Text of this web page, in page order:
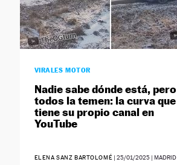
VIRALES MOTOR
Nadie sabe dónde está, pero
todos la temen: la curva que
tiene su propio canal en
YouTube
ELENA SANZ BARTOLOMÉ |25/01/2025 | MADRID